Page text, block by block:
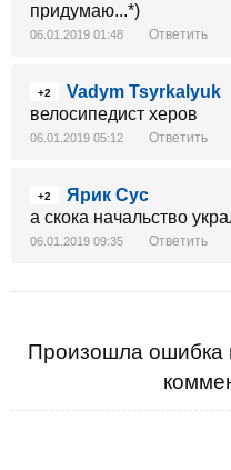
придумаю...*)
06.01.2019 01:48 Ответить
+2
Vadym Tsyrkalyuk
велосипедист херов
06.01.2019 05:12 Ответить
+2
Ярик Сус
а скока начальство
06.01.2019 09:35 Ответить
Произошла ошибка